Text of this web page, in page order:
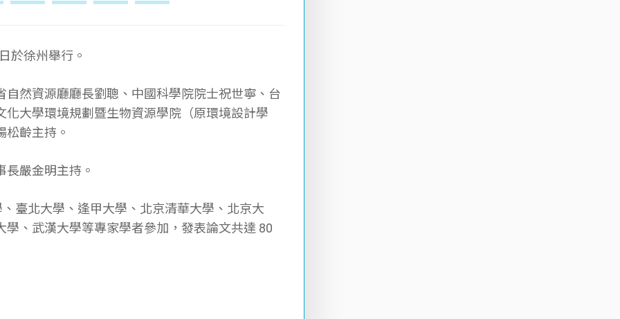
松齡主持。
長嚴金明主持。
臺北大學、逢甲大學、北京清華大學、北京大